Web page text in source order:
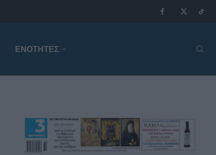
ΕΝΟΤΗΤΕΣ